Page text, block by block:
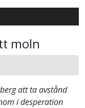
moln
att ta avstånd
i desperation